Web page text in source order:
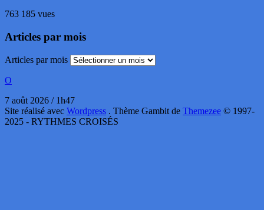
763 185 vues
Articles par mois
Articles par mois
O
7 août 2026 / 1h47
Site réalisé avec Wordpress . Thème Gambit de Themezee © 1997-
2025 - RYTHMES CROISÉS